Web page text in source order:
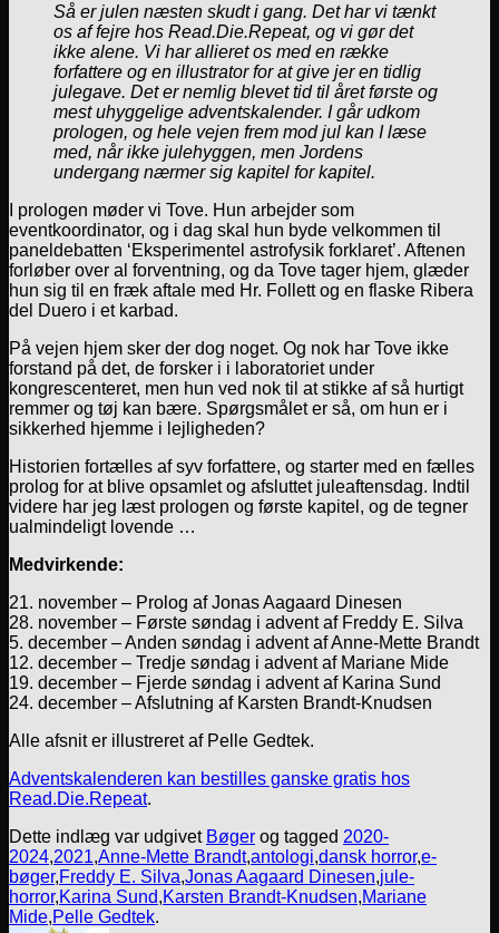
Så er julen næsten skudt i gang. Det har vi tænkt
os af fejre hos Read.Die.Repeat, og vi gør det
ikke alene. Vi har allieret os med en række
forfattere og en illustrator for at give jer en tidlig
julegave. Det er nemlig blevet tid til året første og
mest uhyggelige adventskalender. I går udkom
prologen, og hele vejen frem mod jul kan I læse
med, når ikke julehyggen, men Jordens
undergang nærmer sig kapitel for kapitel.
I prologen møder vi Tove. Hun arbejder som
eventkoordinator, og i dag skal hun byde velkommen til
paneldebatten ‘Eksperimentel astrofysik forklaret’. Aftenen
forløber over al forventning, og da Tove tager hjem, glæder
hun sig til en fræk aftale med Hr. Follett og en flaske Ribera
del Duero i et karbad.
På vejen hjem sker der dog noget. Og nok har Tove ikke
forstand på det, de forsker i i laboratoriet under
kongrescenteret, men hun ved nok til at stikke af så hurtigt
remmer og tøj kan bære. Spørgsmålet er så, om hun er i
sikkerhed hjemme i lejligheden?
Historien fortælles af syv forfattere, og starter med en fælles
prolog for at blive opsamlet og afsluttet juleaftensdag. Indtil
videre har jeg læst prologen og første kapitel, og de tegner
ualmindeligt lovende …
Medvirkende:
21. november – Prolog af Jonas Aagaard Dinesen
28. november – Første søndag i advent af Freddy E. Silva
5. december – Anden søndag i advent af Anne-Mette Brandt
12. december – Tredje søndag i advent af Mariane Mide
19. december – Fjerde søndag i advent af Karina Sund
24. december – Afslutning af Karsten Brandt-Knudsen
Alle afsnit er illustreret af Pelle Gedtek.
Adventskalenderen kan bestilles ganske gratis hos
Read.Die.Repeat.
Dette indlæg var udgivet Bøger og tagged 2020-
2024,2021,Anne-Mette Brandt,antologi,dansk horror,e-
bøger,Freddy E. Silva,Jonas Aagaard Dinesen,jule-
horror,Karina Sund,Karsten Brandt-Knudsen,Mariane
Mide,Pelle Gedtek.